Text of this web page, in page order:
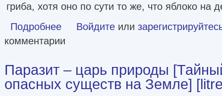
гриба, хотя оно по сути то же, что яблоко на
Подробнее о Запутанная жизнь. Как грибы меняют мир, наше
Войдите или
комментарии
Паразит – царь природы
опасных существ на Земле]